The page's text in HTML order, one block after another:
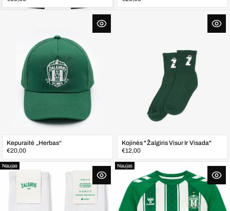
kaina
kaina
Kepuraitė „Herbas“
Įprasta
kaina
€20,00
Kojinės "Žalgiris Visur Ir Visada"
Įprasta
kaina
€12,00
Naujas Naujas